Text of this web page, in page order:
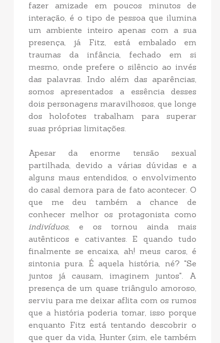
fazer amizade em poucos minutos de
interação, é o tipo de pessoa que ilumina
um ambiente inteiro apenas com a sua
presença, já Fitz, está embalado em
traumas da infância, fechado em si
mesmo, onde prefere o silêncio ao invés
das palavras. Indo além das aparências,
somos apresentados a essência desses
dois personagens maravilhosos, que longe
dos holofotes trabalham para superar
suas próprias limitações.
Apesar da enorme tensão sexual
partilhada, devido a várias dúvidas e a
alguns maus entendidos, o envolvimento
do casal demora para de fato acontecer. O
que me deu também a chance de
conhecer melhor os protagonista como
indivíduos, e os tornou ainda mais
autênticos e cativantes. E quando tudo
finalmente se encaixa, ah! meus caros, é
sintonia pura. É aquela história, né? "Se
juntos já causam, imaginem juntos". A
presença de um quase triângulo amoroso,
serviu para me deixar aflita com os rumos
que a história poderia tomar, isso porque
enquanto Fitz está tentando descobrir o
que quer da vida, Hunter (sim, ele também